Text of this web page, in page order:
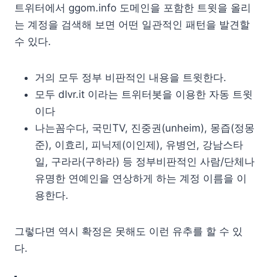
트위터에서 ggom.info 도메인을 포함한 트윗을 올리
는 계정을 검색해 보면 어떤 일관적인 패턴을 발견할
수 있다.
거의 모두 정부 비판적인 내용을 트윗한다.
모두 dlvr.it 이라는 트위터봇을 이용한 자동 트윗
이다
나는꼼수다, 국민TV, 진중권(unheim), 몽즙(정몽
준), 이효리, 피닉제(이인제), 유병언, 강남스타
일, 구라라(구하라) 등 정부비판적인 사람/단체나
유명한 연예인을 연상하게 하는 계정 이름을 이
용한다.
그렇다면 역시 확정은 못해도 이런 유추를 할 수 있
다.